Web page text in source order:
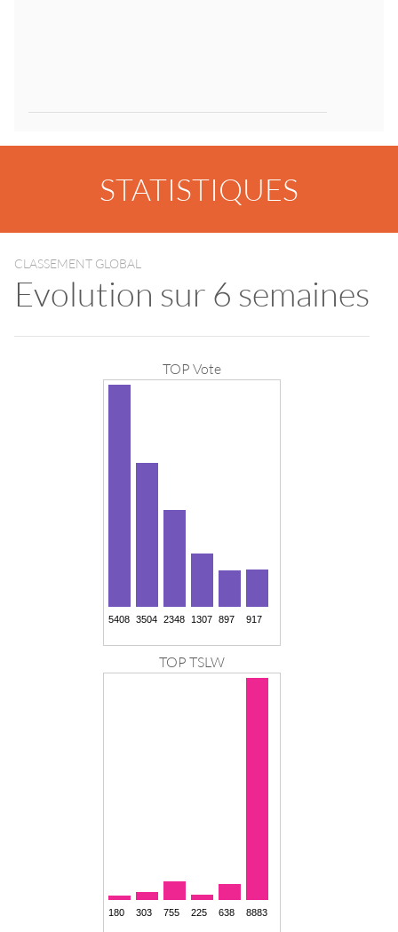
STATISTIQUES
CLASSEMENT GLOBAL
Evolution sur 6 semaines
TOP Vote
TOP TSLW